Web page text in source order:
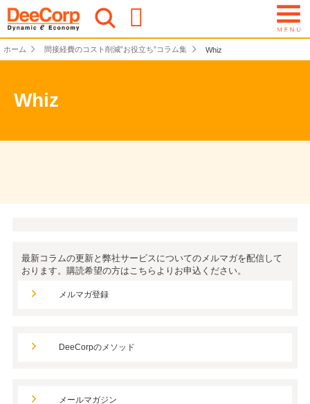
ホーム 間接経費のコスト削減‟お役立ち”コラム集 Whiz
Whiz
最新コラムの更新と弊社サービスについてのメルマガを配信して
おります。購読希望の方はこちらよりお申込ください。
メルマガ登録
DeeCorpのメソッド
メールマガジン